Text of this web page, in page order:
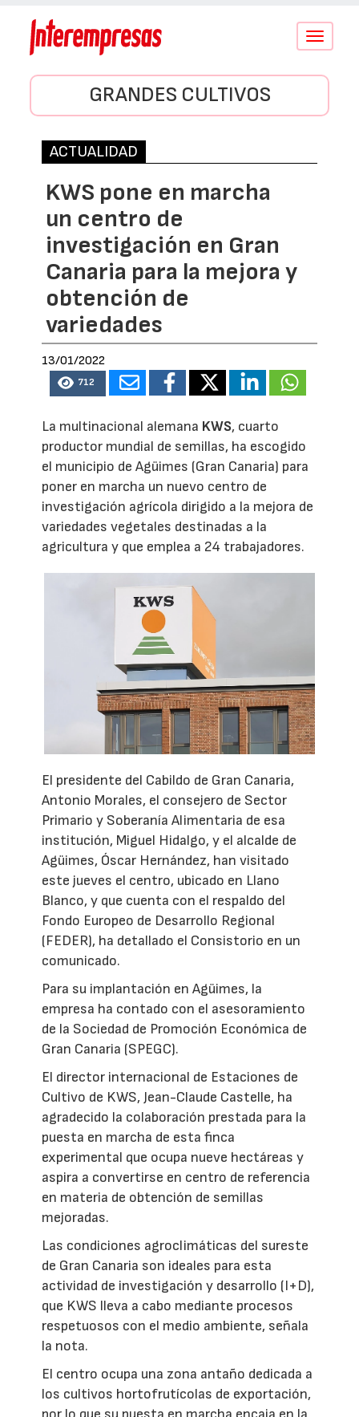
Conmutar
GRANDES CULTIVOS
ACTUALIDAD
KWS pone en marcha
un centro de
investigación en Gran
Canaria para la mejora y
obtención de
variedades
13/01/2022
712
La multinacional alemana KWS, cuarto
productor mundial de semillas, ha escogido
el municipio de Agüimes (Gran Canaria) para
poner en marcha un nuevo centro de
investigación agrícola dirigido a la mejora de
variedades vegetales destinadas a la
agricultura y que emplea a 24 trabajadores.
El presidente del Cabildo de Gran Canaria,
Antonio Morales, el consejero de Sector
Primario y Soberanía Alimentaria de esa
institución, Miguel Hidalgo, y el alcalde de
Agüimes, Óscar Hernández, han visitado
este jueves el centro, ubicado en Llano
Blanco, y que cuenta con el respaldo del
Fondo Europeo de Desarrollo Regional
(FEDER), ha detallado el Consistorio en un
comunicado.
Para su implantación en Agüimes, la
empresa ha contado con el asesoramiento
de la Sociedad de Promoción Económica de
Gran Canaria (SPEGC).
El director internacional de Estaciones de
Cultivo de KWS, Jean-Claude Castelle, ha
agradecido la colaboración prestada para la
puesta en marcha de esta finca
experimental que ocupa nueve hectáreas y
aspira a convertirse en centro de referencia
en materia de obtención de semillas
mejoradas.
Las condiciones agroclimáticas del sureste
de Gran Canaria son ideales para esta
actividad de investigación y desarrollo (I+D),
que KWS lleva a cabo mediante procesos
respetuosos con el medio ambiente, señala
la nota.
El centro ocupa una zona antaño dedicada a
los cultivos hortofrutícolas de exportación,